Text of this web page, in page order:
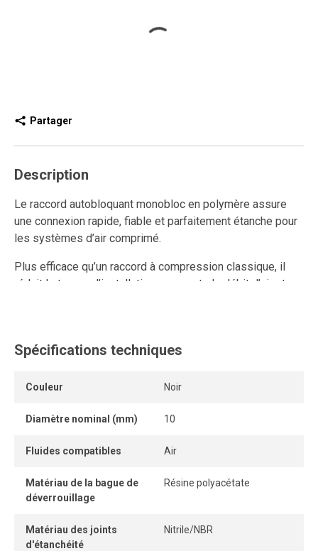
Partager
Description
Le raccord autobloquant monobloc en polymère assure
une connexion rapide, fiable et parfaitement étanche pour
les systèmes d’air comprimé.
Plus efficace qu’un raccord à compression classique, il
réduit le temps d’installation, augmente le débit d’air et
aux connexions et déconnexions répétées, tout en
L’anneau de dégagement permet de retirer le tube
autobloquant sans pièce détachable offre une connexion
demeure parfaitement étanche, même sous pression.
Spécifications techniques
Couleur Noir
Diamètre nominal (mm) 10
Fluides compatibles Air
Matériau de la bague de
déverrouillage
Résine polyacétate
Matériau des joints
d'étanchéité
Nitrile/NBR